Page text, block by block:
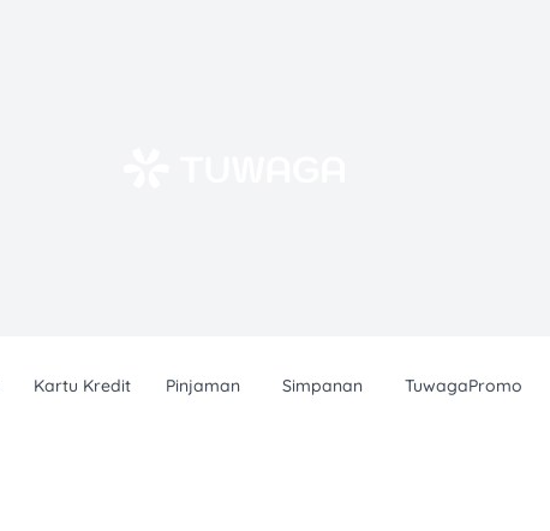
Kartu Kredit Pinjaman Simpanan TuwagaPromo